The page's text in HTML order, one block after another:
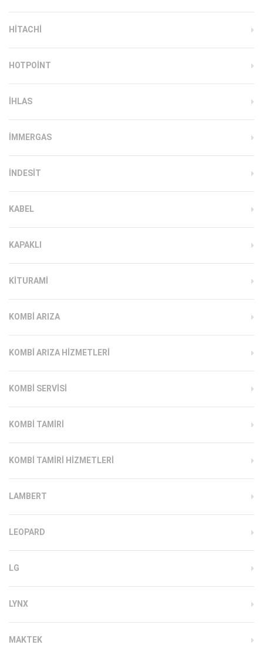
HITACHI
HOTPOINT
IHLAS
İMMERGAS
INDESIT
KABEL
KAPAKLI
KITURAMI
KOMBI ARIZA
KOMBI ARIZA HIZMETLERI
KOMBI SERVISI
KOMBI TAMIRI
KOMBI TAMIRI HIZMETLERI
LAMBERT
LEOPARD
LG
LYNX
MAKTEK